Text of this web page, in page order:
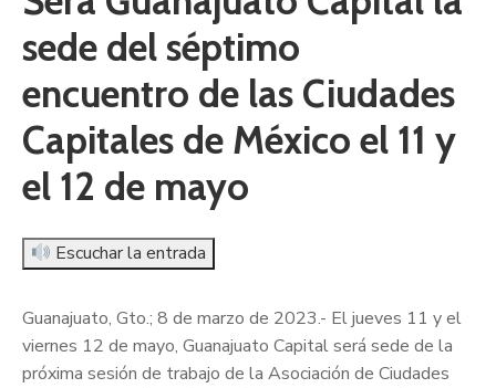
sede del séptimo
encuentro de las Ciudades
Capitales de México el 11 y
el 12 de mayo
Escuchar la entrada
Guanajuato, Gto.; 8 de marzo de 2023.- El jueves 11 y el
viernes 12 de mayo, Guanajuato Capital será sede de la
próxima sesión de trabajo de la Asociación de Ciudades